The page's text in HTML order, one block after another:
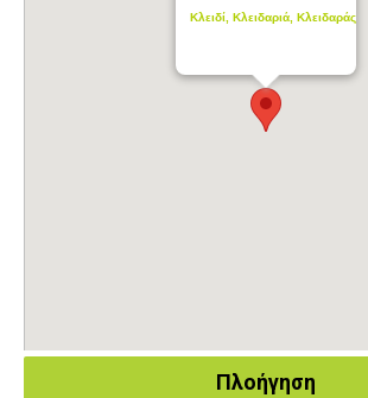
Κλειδί, Κλειδαριά, Κλειδαράς
Πλοήγηση